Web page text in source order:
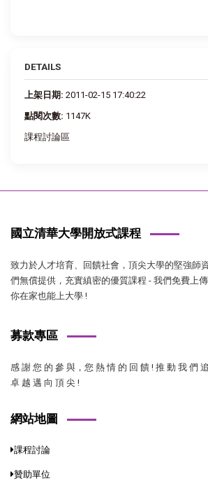
DETAILS
上架日期: 2011-02-15 17:40:22
點閱次數: 1147K
課程討論區
國立清華大學開放式課程
致力於人才培育、回饋社會，頂尖大學的堅強師
們無償提供，充實縝密的優質課程 - 我們免費上
你在家也能上大學 !
募款專區
感 謝 您 的 參 與，您 熱 情 的 回 饋 ! 推 動 我 們
卓 越 邁 向 頂 尖 !
網站地圖
課程討論
贊助單位